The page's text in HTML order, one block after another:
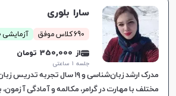
سارا بلوری
690 کلاس موفق آزمایشی 50,000
از 350,000 تومان
جلسه ۱ ساعتی
مدرک ارشد زبان‌شناسی و ۱۹ سال
مختلف با مهارت در گرامر، مکالمه و آمادگی آزمون‌،